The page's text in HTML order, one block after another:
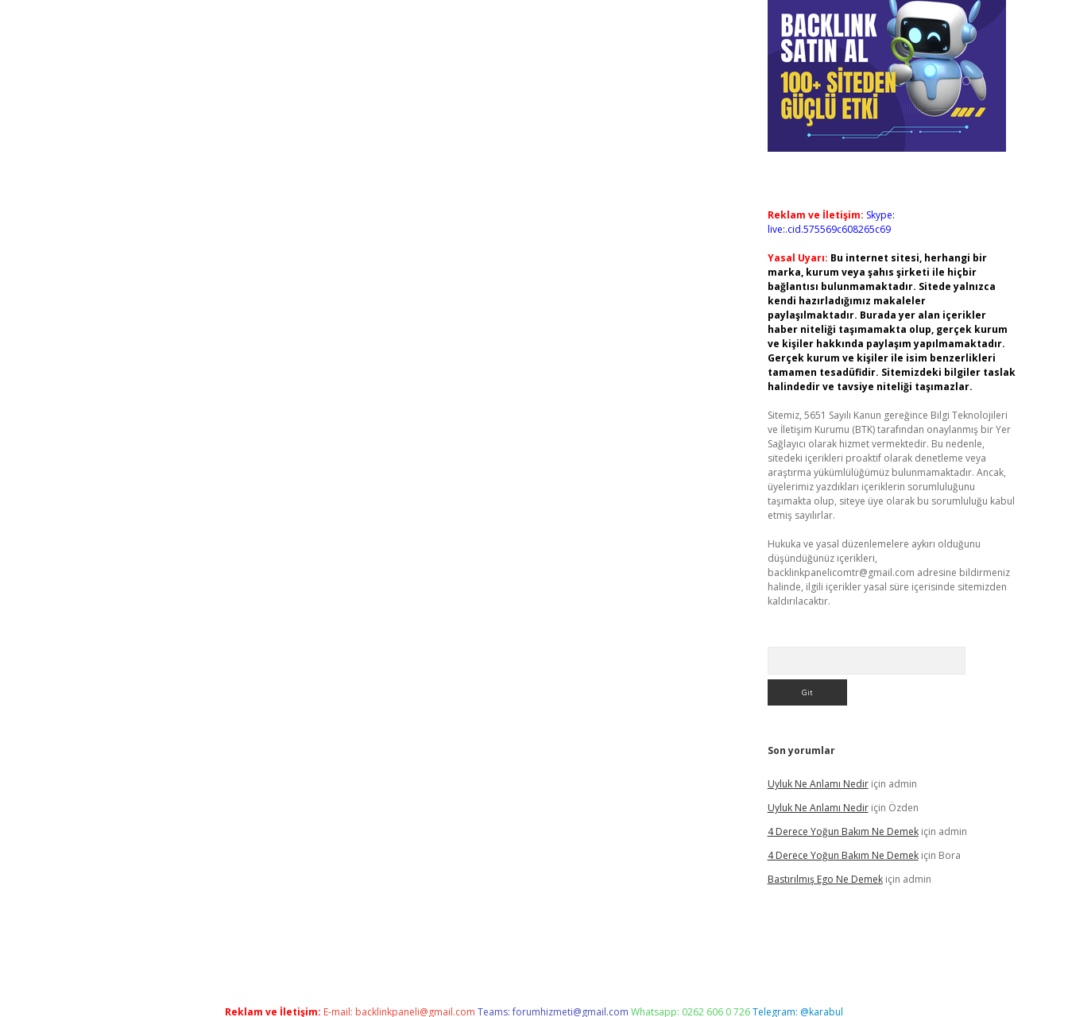
Reklam ve İletişim: Skype:
live:.cid.575569c608265c69
Yasal Uyarı: Bu internet sitesi, herhangi bir
marka, kurum veya şahıs şirketi ile hiçbir
bağlantısı bulunmamaktadır. Sitede yalnızca
kendi hazırladığımız makaleler
paylaşılmaktadır. Burada yer alan içerikler
haber niteliği taşımamakta olup, gerçek kurum
ve kişiler hakkında paylaşım yapılmamaktadır.
Gerçek kurum ve kişiler ile isim benzerlikleri
tamamen tesadüfidir. Sitemizdeki bilgiler taslak
halindedir ve tavsiye niteliği taşımazlar.
Sitemiz, 5651 Sayılı Kanun gereğince Bilgi Teknolojileri
ve İletişim Kurumu (BTK) tarafından onaylanmış bir Yer
Sağlayıcı olarak hizmet vermektedir. Bu nedenle,
sitedeki içerikleri proaktif olarak denetleme veya
araştırma yükümlülüğümüz bulunmamaktadır. Ancak,
üyelerimiz yazdıkları içeriklerin sorumluluğunu
taşımakta olup, siteye üye olarak bu sorumluluğu kabul
etmiş sayılırlar.
Hukuka ve yasal düzenlemelere aykırı olduğunu
düşündüğünüz içerikleri,
backlinkpanelicomtr@gmail.com adresine bildirmeniz
halinde, ilgili içerikler yasal süre içerisinde sitemizden
kaldırılacaktır.
Son yorumlar
Uyluk Ne Anlamı Nediriçin admin
Uyluk Ne Anlamı Nediriçin Özden
4 Derece Yoğun Bakım Ne Demekiçin admin
4 Derece Yoğun Bakım Ne Demekiçin Bora
Bastırılmış Ego Ne Demekiçin admin
Reklam ve İletişim: E-mail: backlinkpaneli@gmail.com Teams:forumhizmeti@gmail.com Whatsapp: 0262 606 0 726Telegram: @karabul